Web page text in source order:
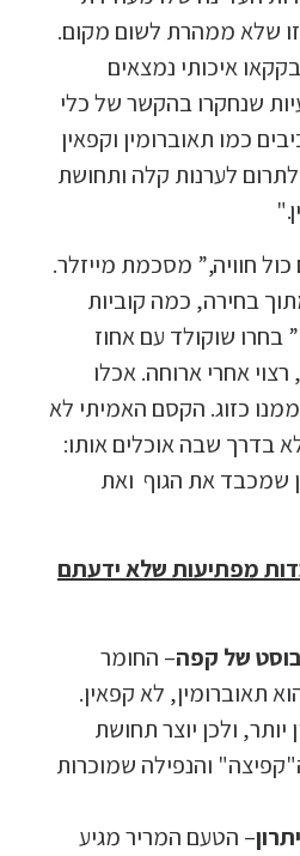
שלא ממהרת לשום מקום.
איכותי נמצאים
שנחקרו בהקשר של כלי
כמו תאוברומין וקפאין
לערנות קלה ותחושת
חוויה,” מסכמת מייזלר.
בחירה, כמה קוביות
בחרו שוקולד עם אחוז
ריבועים, רצוי אחרי ארוחה. אכלו
כזוג. הקסם האמיתי לא
בדרך שבה אוכלים אותו:
שמכבד את הגוף ואת
מפתיעות שלא ידעתם
של קפה– החומר
תאוברומין, לא קפאין.
יותר, ולכן יוצר תחושת
והנפילה שמוכרות
– הטעם המריר מגיע